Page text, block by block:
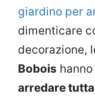
giardino per
dimenticare
decorazione,
Bobois
arredare